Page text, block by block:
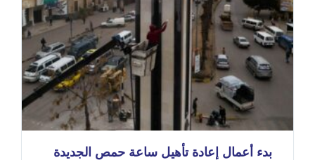
بدء أعمال إعادة تأهيل ساعة حمص الجديدة